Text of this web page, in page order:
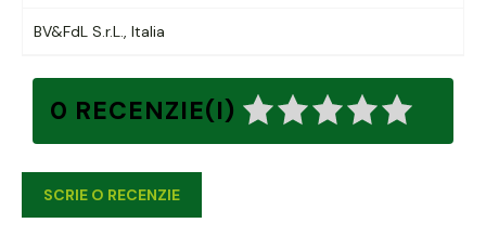
BV&FdL S.r.L., Italia
0 RECENZIE(I)
SCRIE O RECENZIE